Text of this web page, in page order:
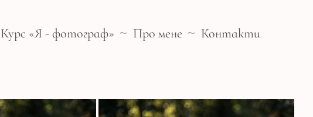
Курс «Я - фотограф» Про мене Контакти